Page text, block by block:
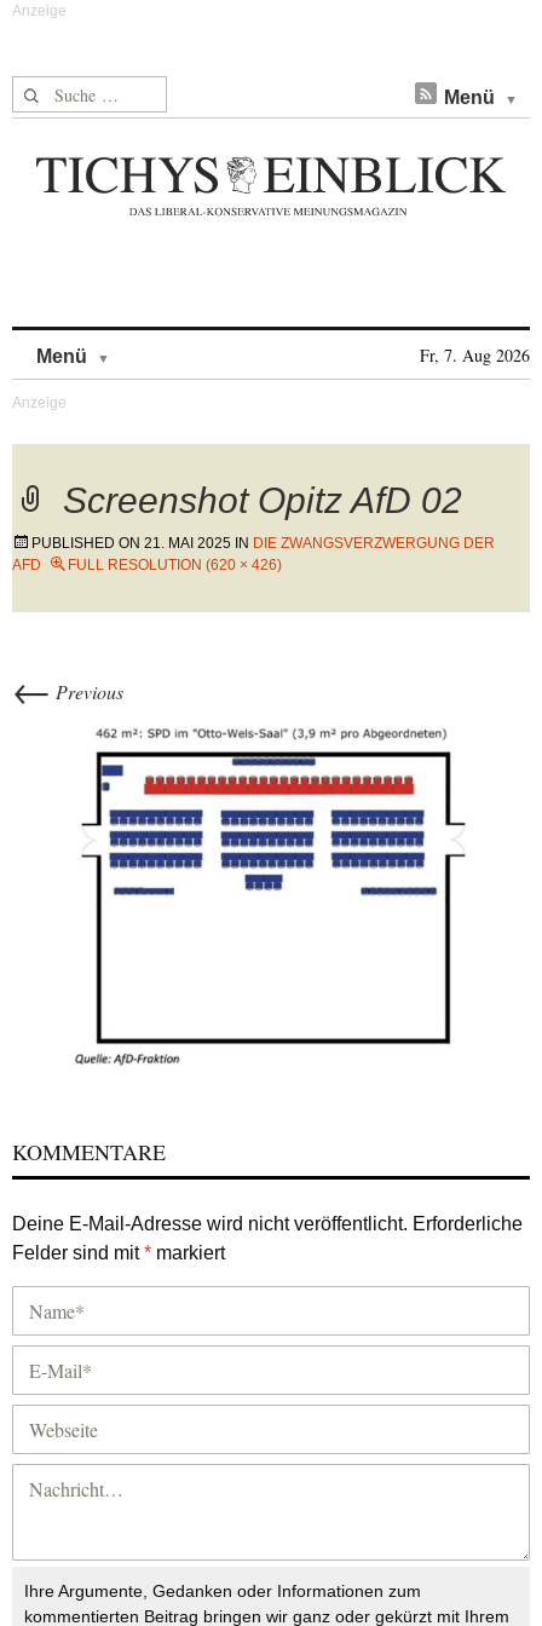
Suche nach: Menü
Menü Fr, 7. Aug 2026
Screenshot Opitz AfD 02
PUBLISHED ON 21. MAI 2025 IN DIE ZWANGSVERZWERGUNG DER
AFD
FULL RESOLUTION (620 × 426)
← Previous
KOMMENTARE
Deine E-Mail-Adresse wird nicht veröffentlicht. Erforderliche
Felder sind mit* markiert
Ihre Argumente, Gedanken oder Informationen zum
kommentierten Beitrag bringen wir ganz oder gekürzt mit Ihrem